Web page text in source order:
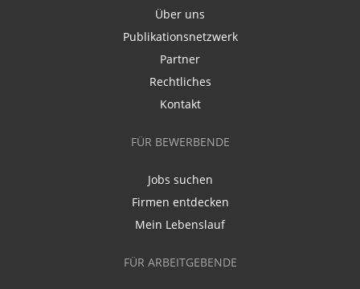
Über uns
Publikationsnetzwerk
Partner
Rechtliches
Kontakt
FÜR BEWERBENDE
Jobs suchen
Firmen entdecken
Mein Lebenslauf
FÜR ARBEITGEBENDE